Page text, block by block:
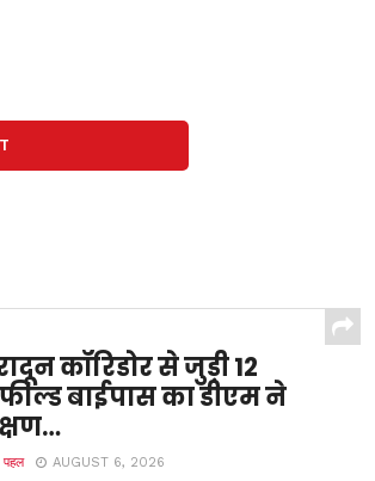
कॉरिडोर से जुड़ी 12
बाईपास का डीएम ने
पहल AUGUST 6, 2026